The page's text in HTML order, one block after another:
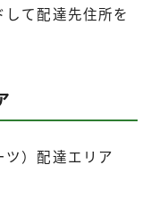
して配達先住所を
）配達エリア